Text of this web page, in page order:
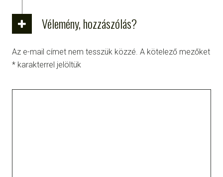
Vélemény, hozzászólás?
Az e-mail címet nem tesszük közzé. A kötelező mezőket
* karakterrel jelöltük